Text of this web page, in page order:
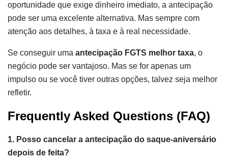
oportunidade que exige dinheiro imediato, a antecipação
pode ser uma excelente alternativa. Mas sempre com
atenção aos detalhes, à taxa e à real necessidade.
Se conseguir uma antecipação FGTS melhor taxa, o
negócio pode ser vantajoso. Mas se for apenas um
impulso ou se você tiver outras opções, talvez seja melhor
refletir.
Frequently Asked Questions (FAQ)
1. Posso cancelar a antecipação do saque-aniversário
depois de feita?